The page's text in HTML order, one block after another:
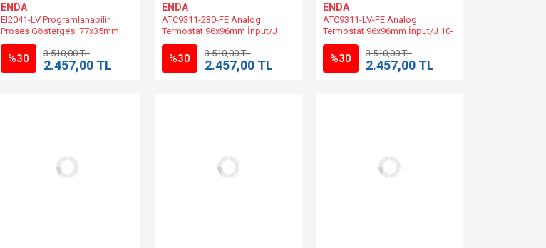
ENDA
EI2041-LV Programlanabilir
Proses Göstergesi 77x35mm
10-30V DC / 8-24V AC ENDA |
EI2041-SM Muadili
%30 3.510,00 TL
2.457,00 TL
ENDA
ATC9311-230-FE Analog
Termostat 96x96mm İnput/J
230V AC +%10 -%20 ENDA |
ATC9311-230 VAC Muadili
%30 3.510,00 TL
2.457,00 TL
ENDA
ATC9311-LV-FE Analog
Termostat 96x96mm İnput/J 10-
30V DC/8-24V AC | ATC9311-FE-
400-SM Muadili.
%30 3.510,00 TL
2.457,00 TL